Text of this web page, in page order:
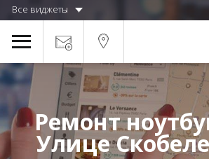
Все виджеты
Ремонт
Улице